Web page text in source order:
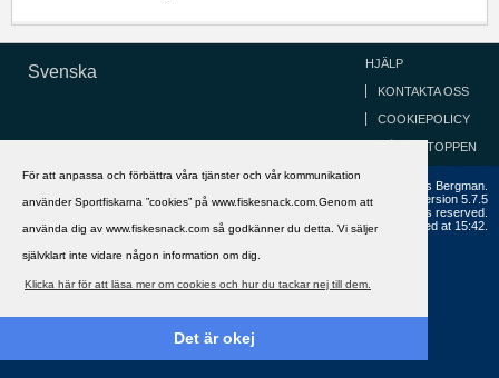
För att anpassa och förbättra våra tjänster och vår kommunikation
använder Sportfiskarna ”cookies” på www.fiskesnack.com.Genom att
använda dig av www.fiskesnack.com så godkänner du detta. Vi säljer
självklart inte vidare någon information om dig.
Klicka här för att läsa mer om cookies och hur du tackar nej till dem.
Det är okej
Svenska HJÄLP
KONTAKTA OSS
COOKIEPOLICY
GÅ TILL TOPPEN
Copyright ©2002 - 2021, FiskeSnack.com. Grundad 2002 av Anders Bergman.
Powered byvBulletin®
Version 5.7.5
Copyright © 2026 MH Sub I, LLC dba vBulletin. All rights reserved.
All times are GMT+1. This page was generated at 15:42.